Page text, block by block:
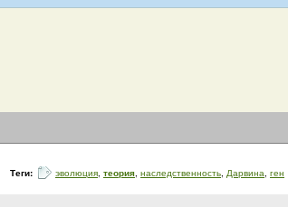
Теги: эволюция, теория, наследственность, Дарвина, ген